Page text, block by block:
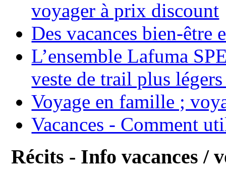
voyager à prix discount
Des vacances bien-être
L’ensemble Lafuma
veste de trail plus
Voyage en famille ;
Vacances - Comment
Récits - Info vacances /